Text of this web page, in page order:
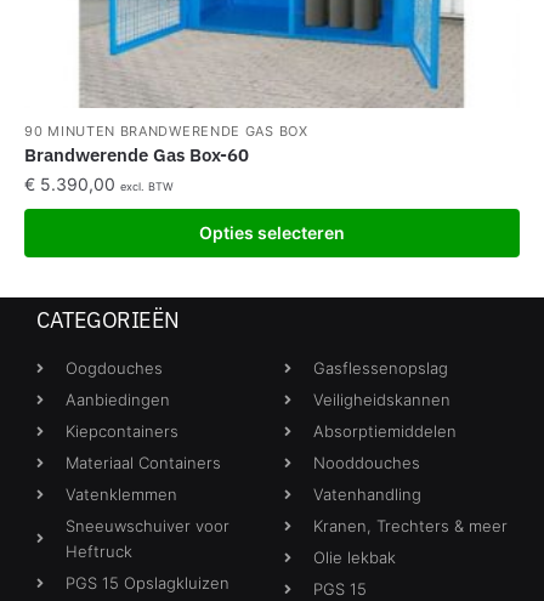
90 MINUTEN BRANDWERENDE GAS BOX
Brandwerende Gas Box-60
€ 5.390,00 excl. BTW
Opties selecteren
CATEGORIEËN
Oogdouches
Aanbiedingen
Kiepcontainers
Materiaal Containers
Vatenklemmen
Sneeuwschuiver voor
Heftruck
PGS 15 Opslagkluizen
Gasflessenopslag
Veiligheidskannen
Absorptiemiddelen
Nooddouches
Vatenhandling
Kranen, Trechters & meer
Olie lekbak
PGS 15